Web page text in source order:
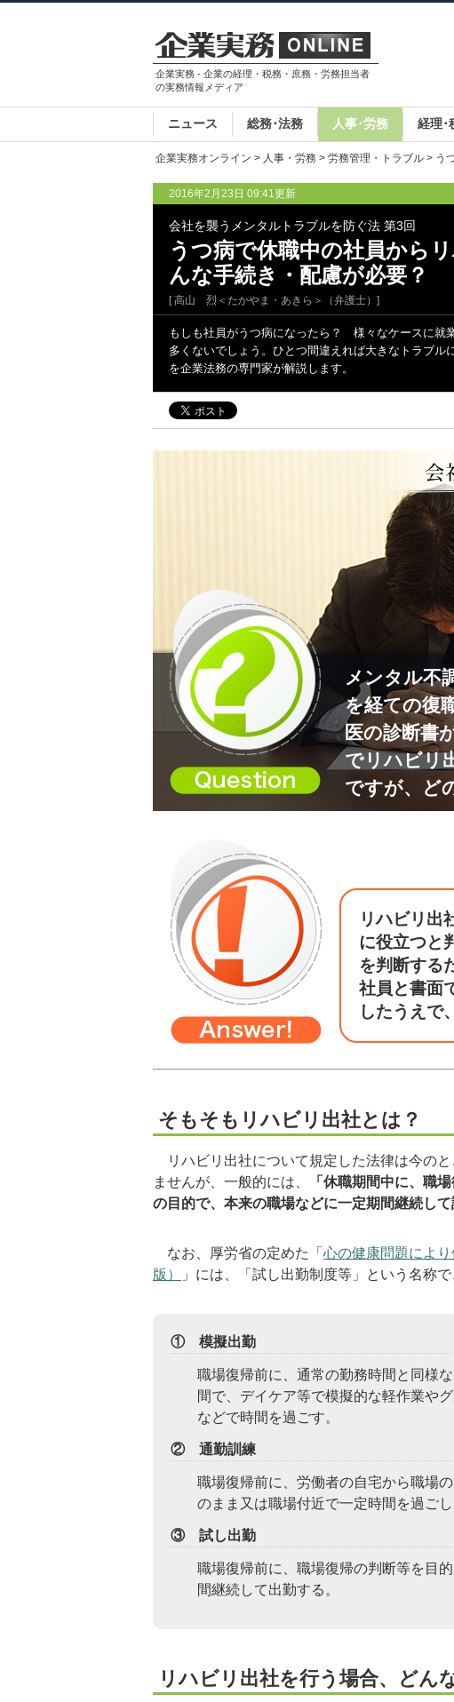
企業実務 - 企業の経理・税務・庶務・労務担当者
の実務情報メディア
ニュース 総務･法務 人事･労務 経理･
企業実務オンライン > 人事・労務 > 労務管理・トラブル > う
2016年2月23日 09:41更新
会社を襲うメンタルトラブルを防ぐ法 第3回
うつ病で休職中の社員から
んな手続き・配慮が必要？
[ 高山 烈＜たかやま・あきら＞（弁護士）]
もしも社員がうつ病になったら？ 様々なケースに就
多くないでしょう。ひとつ間違えれば大きなトラブル
を企業法務の専門家が解説します。
メンタル不
を経ての復
医の診断書
でリハビリ
ですが、ど
リハビリ出
に役立つと
を判断する
社員と書面
したうえで
そもそもリハビリ出社とは？
リハビリ出社について規定した法律は今の
ませんが、一般的には、
「休職期間中に、職
の目的で、本来の職場などに一定期間継続して
なお、厚労省の定めた「 心の健康問題によ
版）
」には、「試し出勤制度等」という名称
① 模擬出勤
職場復帰前に、通常の勤務時間と同様
間で、デイケア等で模擬的な軽作業や
などで時間を過ごす。
② 通勤訓練
職場復帰前に、労働者の自宅から職場
のまま又は職場付近で一定時間を過ごし
③ 試し出勤
職場復帰前に、職場復帰の判断等を目
間継続して出勤する。
リハビリ出社を行う場合、どん